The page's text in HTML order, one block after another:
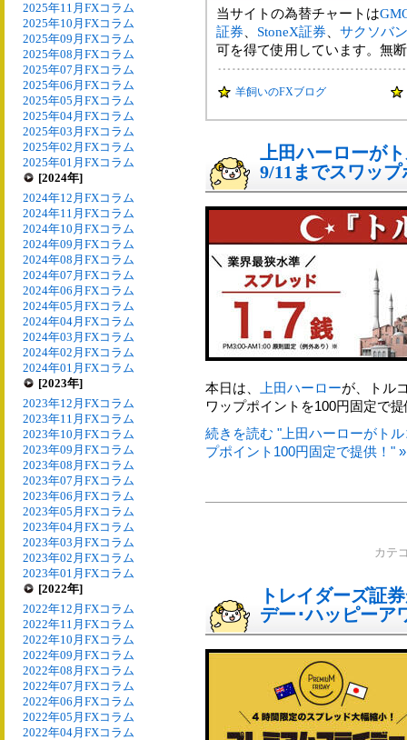
2025年11月FXコラム
2025年10月FXコラム
2025年09月FXコラム
2025年08月FXコラム
2025年07月FXコラム
2025年06月FXコラム
2025年05月FXコラム
2025年04月FXコラム
2025年03月FXコラム
2025年02月FXコラム
2025年01月FXコラム
[2024年]
2024年12月FXコラム
2024年11月FXコラム
2024年10月FXコラム
2024年09月FXコラム
2024年08月FXコラム
2024年07月FXコラム
2024年06月FXコラム
2024年05月FXコラム
2024年04月FXコラム
2024年03月FXコラム
2024年02月FXコラム
2024年01月FXコラム
[2023年]
2023年12月FXコラム
2023年11月FXコラム
2023年10月FXコラム
2023年09月FXコラム
2023年08月FXコラム
2023年07月FXコラム
2023年06月FXコラム
2023年05月FXコラム
2023年04月FXコラム
2023年03月FXコラム
2023年02月FXコラム
2023年01月FXコラム
[2022年]
2022年12月FXコラム
2022年11月FXコラム
2022年10月FXコラム
2022年09月FXコラム
2022年08月FXコラム
2022年07月FXコラム
2022年06月FXコラム
2022年05月FXコラム
2022年04月FXコラム
当サイトの為替チャートは
証券
StoneX証券
サクソバ
可を得て使用しています。無
羊飼いのFXブログ
上田ハーローが
9/11までスワッ
本日は、 上田ハーローが、トル
ワップポイントを100円固定で
続きを読む "上田ハーローがト
プポイント100円固定で提供！" »
カテ
トレイダーズ証
デー･ハッピーア